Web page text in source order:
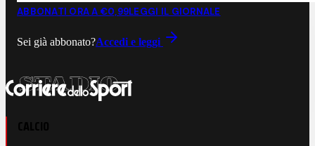
ABBONATI ORA A €0,99LEGGI IL GIORNALE
Sei già abbonato?Accedi e leggi